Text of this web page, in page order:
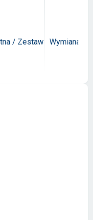
/ Zestaw Wymiana